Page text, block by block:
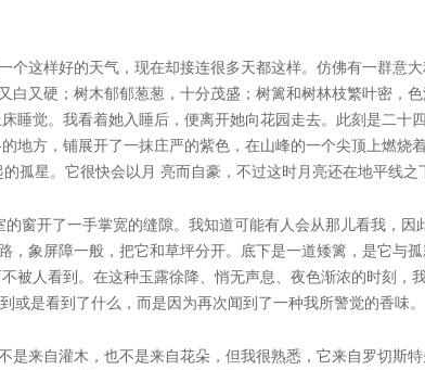
这样好的天气，现在却接连很多天都这样。仿佛有一群意
又硬；树木郁郁葱葱，十分茂盛；树篱和树林枝繁叶密，
睡觉。我看着她入睡后，便离开她向花园走去。此刻是二
，铺展开了一抹庄严的紫色，在山峰的一个尖顶上燃烧
星。它很快会以月 亮而自豪，不过这时月亮还在地平线之
开了一手掌宽的缝隙。我知道可能有人会从那儿看我，因
象屏障一般，把它和草坪分开。底下是一道矮篱，是它与
人看到。在这种玉露徐降、悄无声息、夜色渐浓的时刻，
是看到了什么，而是因为再次闻到了一种我所警觉的香味。
来自灌木，也不是来自花朵，但我很熟悉，它来自罗切斯